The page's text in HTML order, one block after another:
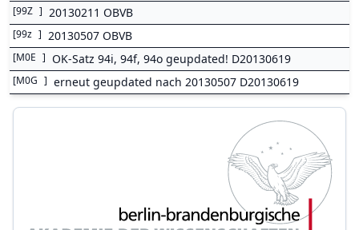
[99Z ] 20130211 OBVB
[99z ] 20130507 OBVB
[M0E ] OK-Satz 94i, 94f, 94o geupdated! D20130619
[M0G ] erneut geupdated nach 20130507 D20130619